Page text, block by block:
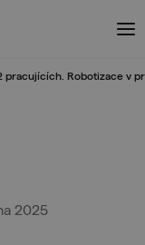
pracujících. Robotizace v
2025